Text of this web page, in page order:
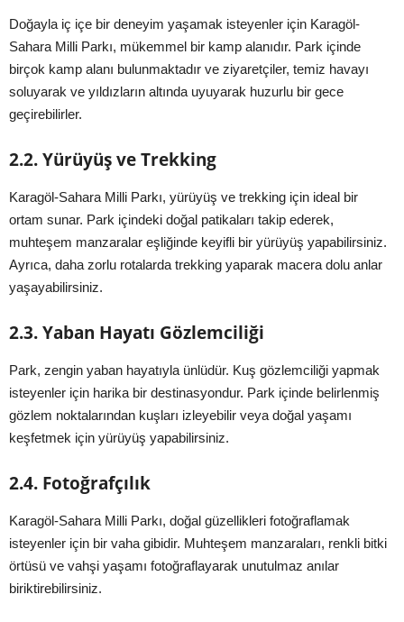
Doğayla iç içe bir deneyim yaşamak isteyenler için Karagöl-
Sahara Milli Parkı, mükemmel bir kamp alanıdır. Park içinde
birçok kamp alanı bulunmaktadır ve ziyaretçiler, temiz havayı
soluyarak ve yıldızların altında uyuyarak huzurlu bir gece
geçirebilirler.
2.2. Yürüyüş ve Trekking
Karagöl-Sahara Milli Parkı, yürüyüş ve trekking için ideal bir
ortam sunar. Park içindeki doğal patikaları takip ederek,
muhteşem manzaralar eşliğinde keyifli bir yürüyüş yapabilirsiniz.
Ayrıca, daha zorlu rotalarda trekking yaparak macera dolu anlar
yaşayabilirsiniz.
2.3. Yaban Hayatı Gözlemciliği
Park, zengin yaban hayatıyla ünlüdür. Kuş gözlemciliği yapmak
isteyenler için harika bir destinasyondur. Park içinde belirlenmiş
gözlem noktalarından kuşları izleyebilir veya doğal yaşamı
keşfetmek için yürüyüş yapabilirsiniz.
2.4. Fotoğrafçılık
Karagöl-Sahara Milli Parkı, doğal güzellikleri fotoğraflamak
isteyenler için bir vaha gibidir. Muhteşem manzaraları, renkli bitki
örtüsü ve vahşi yaşamı fotoğraflayarak unutulmaz anılar
biriktirebilirsiniz.